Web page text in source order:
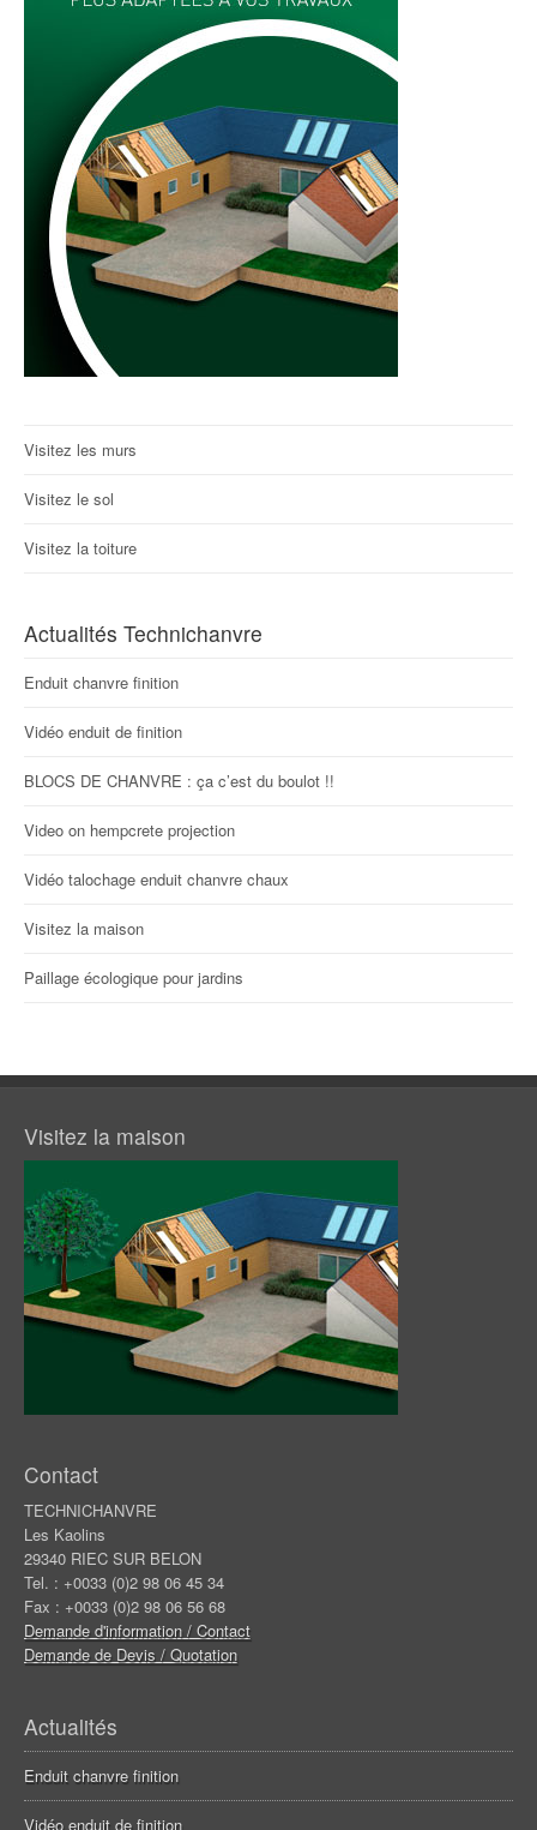
Visitez les murs
Visitez le sol
Visitez la toiture
Actualités Technichanvre
Enduit chanvre finition
Vidéo enduit de finition
BLOCS DE CHANVRE : ça c’est du boulot !!
Video on hempcrete projection
Vidéo talochage enduit chanvre chaux
Visitez la maison
Paillage écologique pour jardins
Visitez la maison
Contact
TECHNICHANVRE
Les Kaolins
29340 RIEC SUR BELON
Tel. : +0033 (0)2 98 06 45 34
Fax : +0033 (0)2 98 06 56 68
Demande d'information / Contact
Demande de Devis / Quotation
Actualités
Enduit chanvre finition
Vidéo enduit de finition